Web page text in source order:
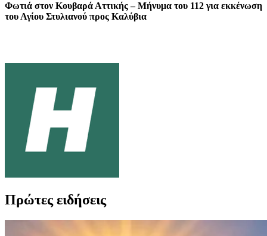
Φωτιά στον Κουβαρά Αττικής – Μήνυμα του 112 για εκκένωση
του Αγίου Στυλιανού προς Καλύβια
Πρώτες ειδήσεις